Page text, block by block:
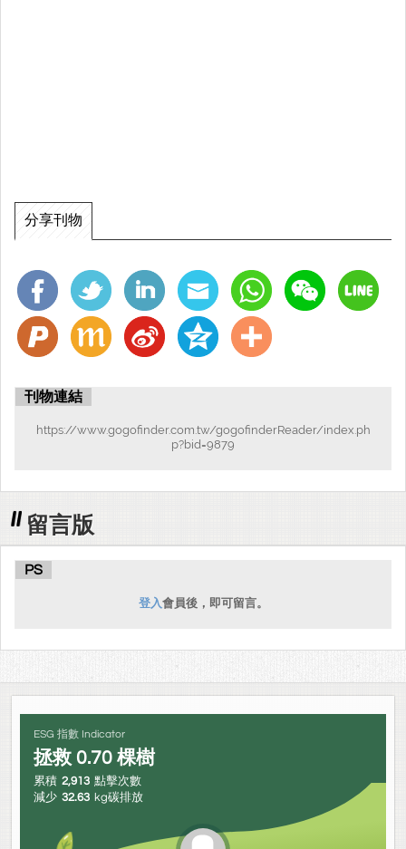
分享刊物
刊物連結
https://www.gogofinder.com.tw/gogofinderReader/index.ph
p?bid=9879
留言版
PS
登入會員後，即可留言。
ESG 指數 Indicator
拯救 0.70 棵樹
累積 2,913 點擊次數
減少 32.63 kg碳排放